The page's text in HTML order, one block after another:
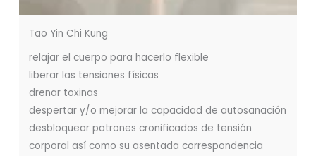
Tao Yin Chi Kung
relajar el cuerpo para hacerlo flexible
liberar las tensiones físicas
drenar toxinas
despertar y/o mejorar la capacidad de autosanación
desbloquear patrones cronificados de tensión
corporal así como su asentada correspondencia